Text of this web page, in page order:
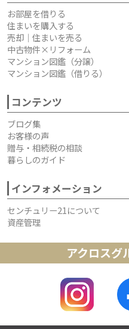
お部屋を借りる
住まいを購入する
売却｜住まいを売る
中古物件×リフォーム
マンション図鑑（分譲）
マンション図鑑（借りる）
コンテンツ
ブログ集
お客様の声
贈与・相続税の相談
暮らしのガイド
インフォメーション
センチュリー21について
資産管理
アクロスグ